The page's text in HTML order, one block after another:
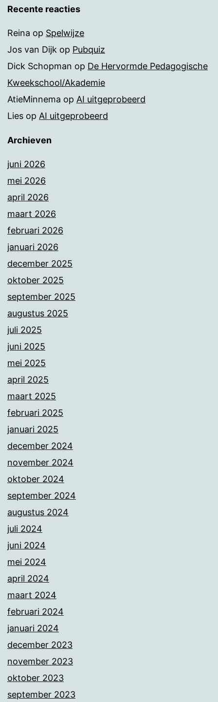
Recente reacties
Reina op Spelwijze
Jos van Dijk op Pubquiz
Dick Schopman op De Hervormde Pedagogische
Kweekschool/Akademie
AtieMinnema op AI uitgeprobeerd
Lies op AI uitgeprobeerd
Archieven
juni 2026
mei 2026
april 2026
maart 2026
februari 2026
januari 2026
december 2025
oktober 2025
september 2025
augustus 2025
juli 2025
juni 2025
mei 2025
april 2025
maart 2025
februari 2025
januari 2025
december 2024
november 2024
oktober 2024
september 2024
augustus 2024
juli 2024
juni 2024
mei 2024
april 2024
maart 2024
februari 2024
januari 2024
december 2023
november 2023
oktober 2023
september 2023